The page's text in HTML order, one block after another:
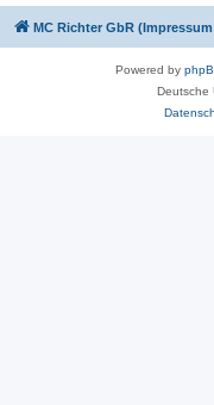
MC Richter GbR
Powered by
Deutsche